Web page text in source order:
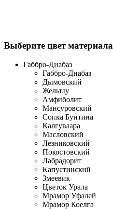
Выберите цвет материала
Габбро-Диабаз
Габбро-Диабаз
Дымовский
Жельтау
Амфиболит
Мансуровский
Сопка Бунтина
Калгуваара
Масловский
Лезниковский
Покостовский
Лабрадорит
Капустинский
Змеевик
Цветок Урала
Мрамор Уфалей
Мрамор Коелга